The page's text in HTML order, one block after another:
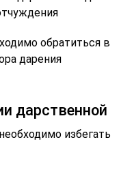
обратиться в
дарения
дарственной
избегать